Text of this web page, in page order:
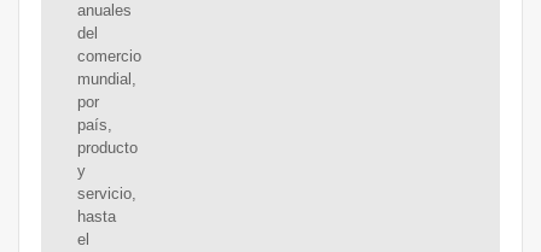
anuales
del
comercio
mundial,
por
país,
producto
y
servicio,
hasta
el